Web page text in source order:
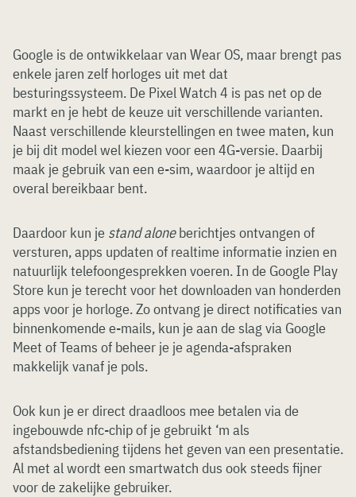
Google is de ontwikkelaar van Wear OS, maar brengt pas
enkele jaren zelf horloges uit met dat
besturingssysteem. De Pixel Watch 4 is pas net op de
markt en je hebt de keuze uit verschillende varianten.
Naast verschillende kleurstellingen en twee maten, kun
je bij dit model wel kiezen voor een 4G-versie. Daarbij
maak je gebruik van een e-sim, waardoor je altijd en
overal bereikbaar bent.
Daardoor kun je stand aloneberichtjes ontvangen of
versturen, apps updaten of realtime informatie inzien en
natuurlijk telefoongesprekken voeren. In de Google Play
Store kun je terecht voor het downloaden van honderden
apps voor je horloge. Zo ontvang je direct notificaties van
binnenkomende e-mails, kun je aan de slag via Google
Meet of Teams of beheer je je agenda-afspraken
makkelijk vanaf je pols.
Ook kun je er direct draadloos mee betalen via de
ingebouwde nfc-chip of je gebruikt ‘m als
afstandsbediening tijdens het geven van een presentatie.
Al met al wordt een smartwatch dus ook steeds fijner
voor de zakelijke gebruiker.